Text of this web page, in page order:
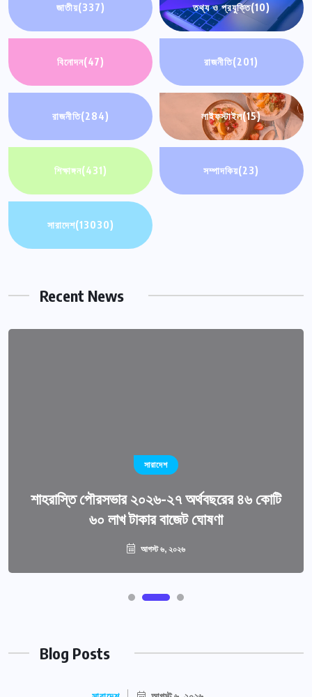
জাতীয়(337) তথ্য ও প্রযুক্তি(10)
বিনোদন(47) রাজনীতি(201)
রাজনীতি(284) লাইফস্টাইল(15)
শিক্ষাঙ্গন(431) সম্পাদকিয়(23)
সারাদেশ(13030)
Recent News
সারাদেশ
শাহরাস্তি পৌরসভার ২০২৬-২৭ অর্থবছরের ৪৬ কোটি
৬০ লাখ টাকার বাজেট ঘোষণা
আগস্ট ৬, ২০২৬
Blog Posts